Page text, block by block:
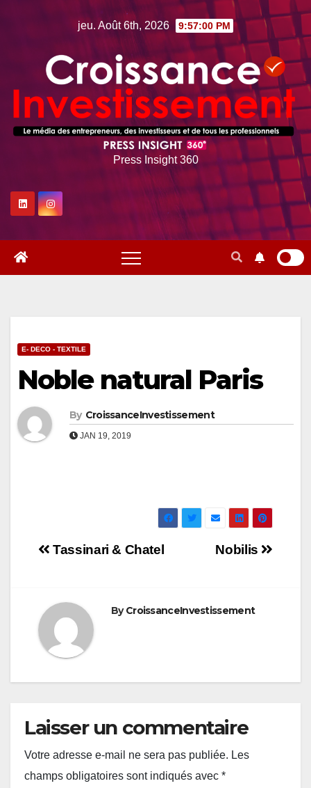
jeu. Août 6th, 2026 9:57:01 PM
Press Insight 360
E- DECO - TEXTILE
Noble natural Paris
By CroissanceInvestissement
JAN 19, 2019
Navigation
l’article
Nobilis
Tassinari & Chatel
ByCroissanceInvestissement
Laisser un commentaire
Votre adresse e-mail ne sera pas publiée. Les
champs obligatoires sont indiqués avec *